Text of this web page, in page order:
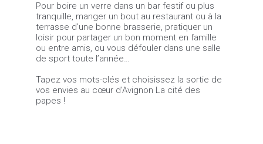
Pour boire un verre dans un bar festif ou plus
tranquille, manger un bout au restaurant ou à la
terrasse d’une bonne brasserie, pratiquer un
loisir pour partager un bon moment en famille
ou entre amis, ou vous défouler dans une salle
de sport toute l’année…
Tapez vos mots-clés et choisissez la sortie de
vos envies au cœur d’Avignon La cité des
papes !